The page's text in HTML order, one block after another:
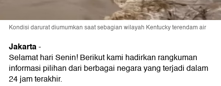
Kondisi darurat diumumkan saat sebagian wilayah Kentucky terendam air
Jakarta-
Selamat hari Senin! Berikut kami hadirkan rangkuman
informasi pilihan dari berbagai negara yang terjadi dalam
24 jam terakhir.